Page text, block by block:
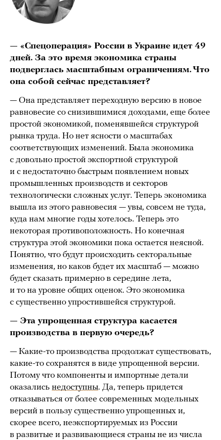
— «Спецоперация» России в Украине идет 49
дней. За это время экономика страны
подверглась масштабным ограничениям. Что
она собой сейчас представляет?
— Она представляет переходную версию в новое
равновесие со снизившимися доходами, еще более
простой экономикой, поменявшейся структурой
рынка труда. Но нет ясности о масштабах
соответствующих изменений. Была экономика
с довольно простой экспортной структурой
и с недостаточно быстрым появлением новых
промышленных производств и секторов
технологически сложных услуг. Теперь экономика
вышла из этого равновесия — увы, совсем не туда,
куда нам многие годы хотелось. Теперь это
некоторая противоположность. Но конечная
структура этой экономики пока остается неясной.
Понятно, что будут происходить секторальные
изменения, но каков будет их масштаб — можно
будет сказать примерно в середине лета,
и то на уровне общих оценок. Это экономика
с существенно упростившейся структурой.
— Эта упрощенная структура касается
производства в первую очередь?
— Какие-то производства продолжат существовать,
какие-то сохранятся в виде упрощенной версии.
Потому что компоненты и импортные детали
оказались недоступны. Да, теперь придется
отказываться от более современных модельных
версий в пользу существенно упрощенных и,
скорее всего, неэкспортируемых из России
в развитые и развивающиеся страны не из числа